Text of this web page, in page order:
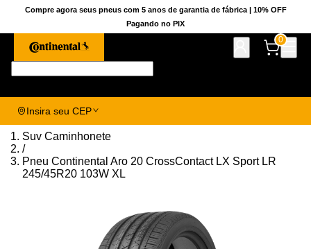
Compre agora seus pneus com 5 anos de garantia de fábrica | 10% OFF
Pagando no PIX
0
Insira seu CEP
Suv Caminhonete
/
Pneu Continental Aro 20 CrossContact LX Sport LR
245/45R20 103W XL